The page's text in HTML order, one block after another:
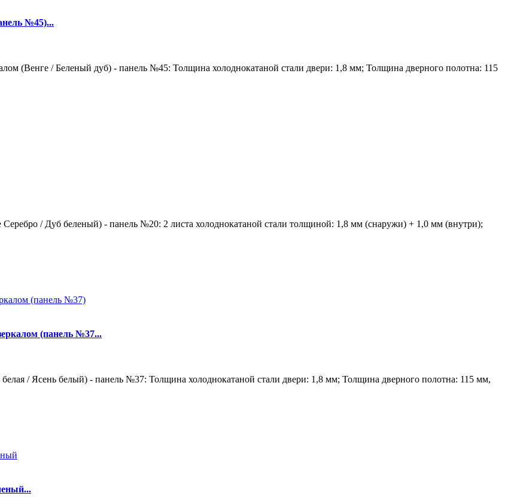
№45)...
(Венге / Беленый дуб) - панель №45: Толщина холоднокатаной стали двери: 1,8 мм; Толщина дверного полотна: 115
/ Дуб беленый) - панель №20: 2 листа холоднокатаной стали толщиной: 1,8 мм (снаружи) + 1,0 мм (внутри);
(панель №37...
/ Ясень белый) - панель №37: Толщина холоднокатаной стали двери: 1,8 мм; Толщина дверного полотна: 115 мм,